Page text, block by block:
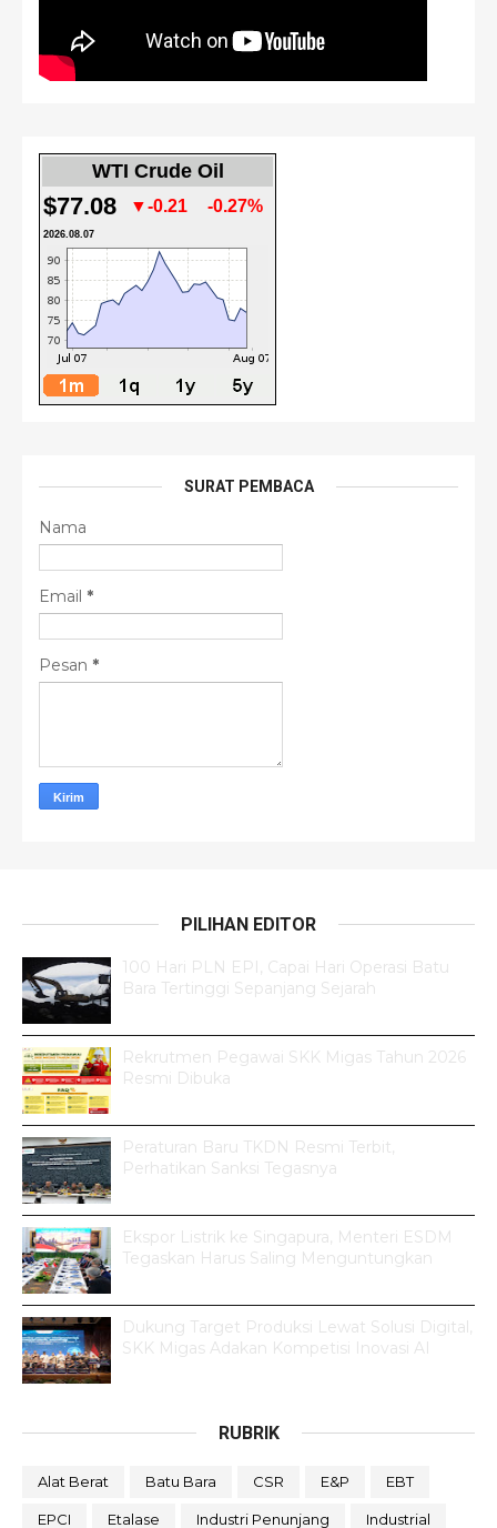
WTI Crude Oil
$77.08 ▼-0.21 -0.27%
2026.08.07
SURAT PEMBACA
Nama
Email *
Pesan *
PILIHAN EDITOR
100 Hari PLN EPI, Capai Hari Operasi Batu
Bara Tertinggi Sepanjang Sejarah
Rekrutmen Pegawai SKK Migas Tahun 2026
Resmi Dibuka
Peraturan Baru TKDN Resmi Terbit,
Perhatikan Sanksi Tegasnya
Ekspor Listrik ke Singapura, Menteri ESDM
Tegaskan Harus Saling Menguntungkan
Dukung Target Produksi Lewat Solusi Digital,
SKK Migas Adakan Kompetisi Inovasi AI
RUBRIK
Alat Berat Batu Bara CSR E&P EBT
EPCI Etalase Industri Penunjang Industrial